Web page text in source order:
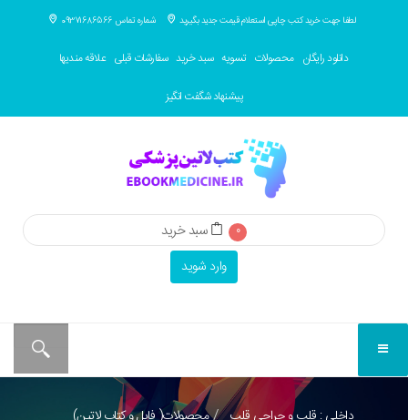
شماره تماس 09371686566 لطفا جهت خرید کتب چاپی استعلام قیمت جدید بگیرید
علاقه مندیها سفارشات قبلی سبد خرید تسویه محصولات دانلود رایگان
پیشنهاد شگفت انگیز
سبد خرید 0
وارد شوید